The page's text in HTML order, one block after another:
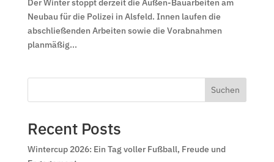
Der Winter stoppt derzeit die Außen-Bauarbeiten am
Neubau für die Polizei in Alsfeld. Innen laufen die
abschließenden Arbeiten sowie die Vorabnahmen
planmäßig...
Suchen
Recent Posts
Wintercup 2026: Ein Tag voller Fußball, Freude und